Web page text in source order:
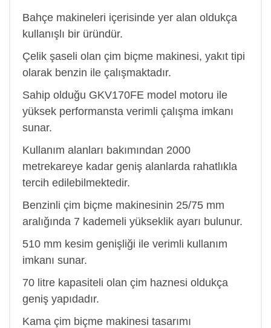
Bahçe makineleri içerisinde yer alan oldukça
kullanışlı bir üründür.
Çelik şaseli olan çim biçme makinesi, yakıt tipi
olarak benzin ile çalışmaktadır.
Sahip olduğu GKV170FE model motoru ile
yüksek performansta verimli çalışma imkanı
sunar.
Kullanım alanları bakımından 2000
metrekareye kadar geniş alanlarda rahatlıkla
tercih edilebilmektedir.
Benzinli çim biçme makinesinin 25/75 mm
aralığında 7 kademeli yükseklik ayarı bulunur.
510 mm kesim genişliği ile verimli kullanım
imkanı sunar.
70 litre kapasiteli olan çim haznesi oldukça
geniş yapıdadır.
Kama çim biçme makinesi tasarımı